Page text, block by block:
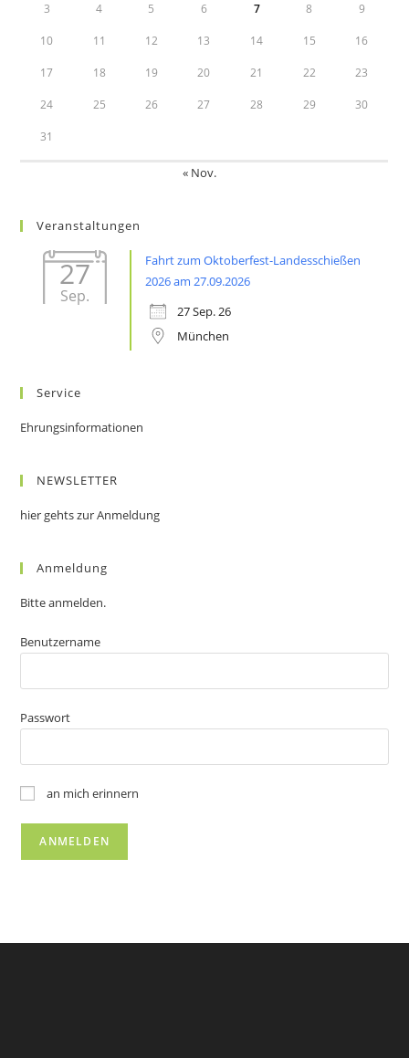
3 4 5 6 7 8 9
10 11 12 13 14 15 16
17 18 19 20 21 22 23
24 25 26 27 28 29 30
31
« Nov.
Veranstaltungen
27
Sep.
Fahrt zum Oktoberfest-Landesschießen
2026 am 27.09.2026
27 Sep. 26
München
Service
Ehrungsinformationen
NEWSLETTER
hier gehts zur Anmeldung
Anmeldung
Bitte anmelden.
Benutzername
Passwort
an mich erinnern